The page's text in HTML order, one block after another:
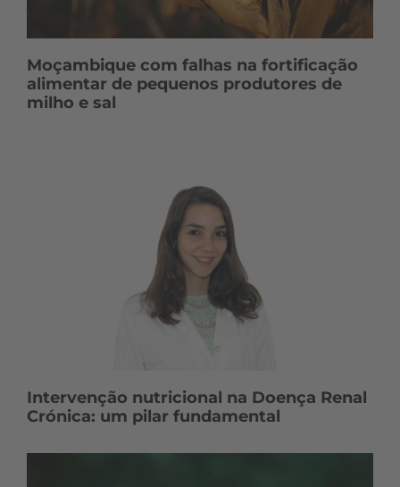
Moçambique com falhas na fortificação
alimentar de pequenos produtores de
milho e sal
Intervenção nutricional na Doença Renal
Crónica: um pilar fundamental